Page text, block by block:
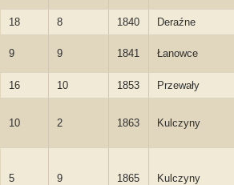
18 8 1840 Deraźne
9 9 1841 Łanowce
16 10 1853 Przewały
10 2 1863 Kulczyny
5 9 1865 Kulczyny